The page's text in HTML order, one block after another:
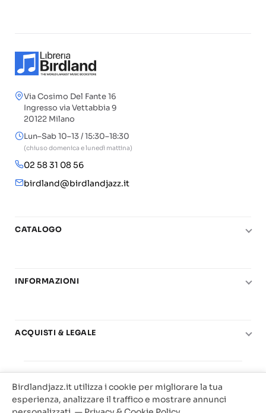
Via Cosimo Del Fante 16
Ingresso via Vettabbia 9
20122 Milano
Lun–Sab 10–13 / 15:30–18:30
(chiuso domenica e lunedì mattina)
02 58 31 08 56
birdland@birdlandjazz.it
CATALOGO
Chitarra
Basi play-along
Offerte
INFORMAZIONI
Carta del Docente
ACQUISTI & LEGALE
Privacy & Cookie
Birdland Milano. P.Iva 12093700156
Web Agency Milano
Birdlandjazz.it utilizza i cookie per migliorare la tua
esperienza, analizzare il traffico e mostrare annunci